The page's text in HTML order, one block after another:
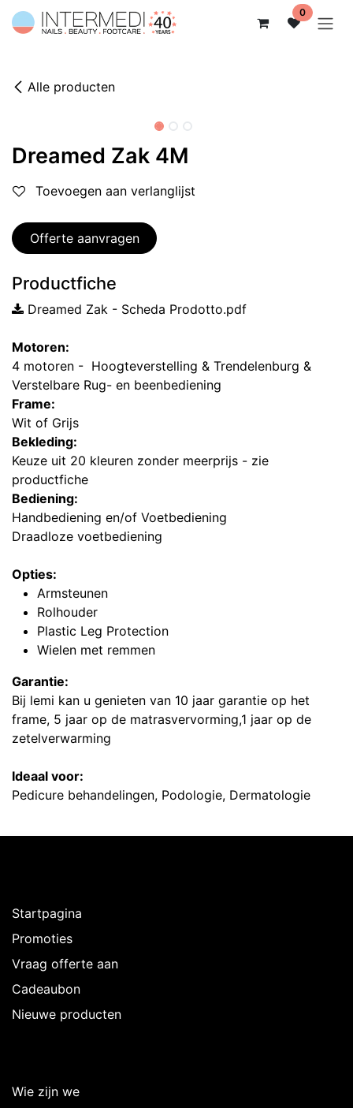
Overslaan naar inhoud 0
Alle producten
Dreamed Zak 4M
Motoren:
4 motoren - Hoogteverstelling & Trendelenburg &
Verstelbare Rug- en beenbediening
Frame:
Wit of Grijs
Bekleding:
Keuze uit 20 kleuren zonder meerprijs - zie
productfiche
Bediening:
Handbediening en/of Voetbediening
Draadloze voetbediening
Opties:
Armsteunen
Rolhouder
Plastic Leg Protection
Wielen met remmen
Garantie:
Bij lemi kan u genieten van 10 jaar garantie op het
frame, 5 jaar op de matrasvervorming,1 jaar op de
zetelverwarming
Ideaal voor:
Pedicure behandelingen, Podologie, Dermatologie
Toevoegen aan verlanglijst
Offerte aanvragen
Productfiche
Dreamed Zak - Scheda Prodotto.pdf
Startpagina
Promoties
Vraag offerte aan
Cadeaubon
Nieuwe producten
Wie zijn we